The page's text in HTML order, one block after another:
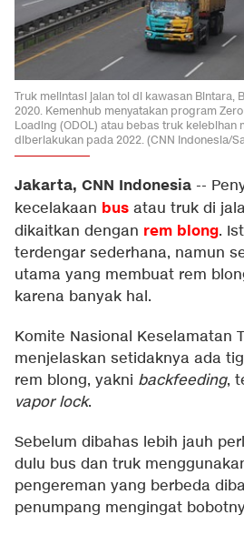
Truk melintasi jalan tol di kawasan Bintara,
2020. Kemenhub menyatakan program
Loading (ODOL) atau bebas truk kelebihan
diberlakukan pada 2022. (CNN Indonesia/
Jakarta, CNN Indonesia --
kecelakaan bus atau truk di
dikaitkan dengan rem blong.
terdengar sederhana, namun
utama yang membuat rem
karena banyak hal.
Komite Nasional Keselamatan
menjelaskan setidaknya ada
rem blong, yakni backfeeding,
vapor lock.
Sebelum dibahas lebih jauh
dulu bus dan truk
pengereman yang berbeda
penumpang mengingat